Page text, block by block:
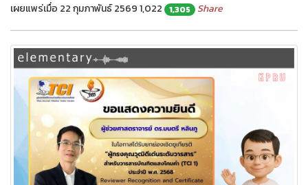
เผยแพร่เมื่อ 22 กุมภาพันธ์ 25691,022 1,305 Share